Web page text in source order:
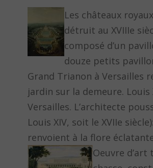
Les châteaux
détruit au XVIIIe
composé d’un
douze petits
Grand Trianon à Versailles
jardin sur la demeure.
Versailles. L’architecte
Louis XIV, soit le XVIIe
renvoient à la flore
Oeuvre